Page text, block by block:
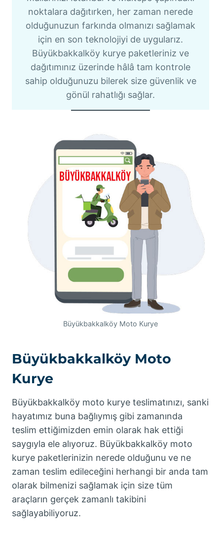
noktalara dağıtırken, her zaman nerede
olduğunuzun farkında olmanızı sağlamak
için en son teknolojiyi de uygularız.
Büyükbakkalköy kurye paketleriniz ve
dağıtımınız üzerinde hâlâ tam kontrole
sahip olduğunuzu bilerek size güvenlik ve
gönül rahatlığı sağlar.
Büyükbakkalköy Moto Kurye
Büyükbakkalköy Moto
Kurye
Büyükbakkalköy moto kurye teslimatınızı, sanki
hayatımız buna bağlıymış gibi zamanında
teslim ettiğimizden emin olarak hak ettiği
saygıyla ele alıyoruz. Büyükbakkalköy moto
kurye paketlerinizin nerede olduğunu ve ne
zaman teslim edileceğini herhangi bir anda tam
olarak bilmenizi sağlamak için size tüm
araçların gerçek zamanlı takibini
sağlayabiliyoruz.